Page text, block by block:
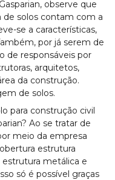
observe que
solos contam com a
se a características,
por já serem de
de responsáveis por
arquitetos,
da construção.
de solos.
para construção civil
Ao se tratar de
meio da empresa
estrutura
metálica e
só é possível graças